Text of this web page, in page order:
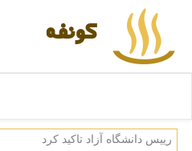
كونفه
رییس دانشگاه آزاد تاكید كرد